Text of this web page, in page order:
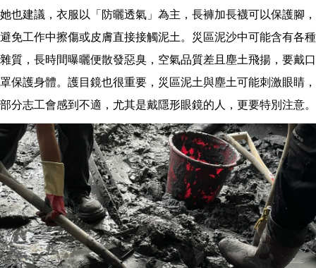
她也建議，衣服以「防曬透氣」為主，長褲加長襪可以保護腳，
避免工作中擦傷或皮膚直接接觸泥土。災區泥沙中可能含有各種
雜質，長時間曝曬便散發惡臭，空氣品質差且塵土飛揚，要戴口
罩保護身體。護目鏡也很重要，災區泥土與塵土可能刺激眼睛，
部分志工會感到不適，尤其是戴隱形眼鏡的人，更要特別注意。